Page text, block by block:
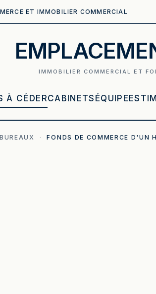
ET IMMOBILIER COMMERCIAL
IMMOBILIER COMMERCIAL ET
À CÉDERCABINETS ÉQUIPE
· FONDS DE COMMERCE D'UN